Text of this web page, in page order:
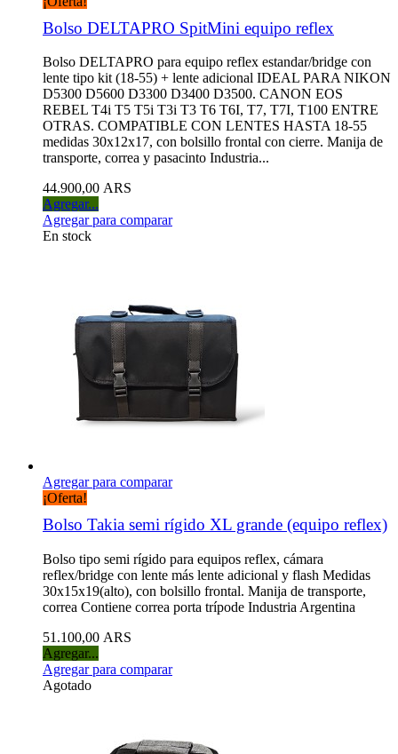
Bolso DELTAPRO SpitMini equipo reflex
Bolso DELTAPRO para equipo reflex estandar/bridge con
lente tipo kit (18-55) + lente adicional IDEAL PARA NIKON
D5300 D5600 D3300 D3400 D3500. CANON EOS
REBEL T4i T5 T5i T3i T3 T6 T6I, T7, T7I, T100 ENTRE
OTRAS. COMPATIBLE CON LENTES HASTA 18-55
medidas 30x12x17, con bolsillo frontal con cierre. Manija de
transporte, correa y pasacinto Industria...
44.900,00 ARS
Agregar...
Agregar para comparar
En stock
Agregar para comparar
¡Oferta!
Bolso Takia semi rígido XL grande (equipo reflex)
Bolso tipo semi rígido para equipos reflex, cámara
reflex/bridge con lente más lente adicional y flash Medidas
30x15x19(alto), con bolsillo frontal. Manija de transporte,
correa Contiene correa porta trípode Industria Argentina
51.100,00 ARS
Agregar...
Agregar para comparar
Agotado